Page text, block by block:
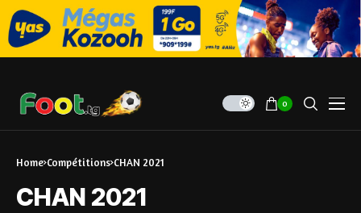
0
Home Compétitions CHAN 2021
CHAN 2021